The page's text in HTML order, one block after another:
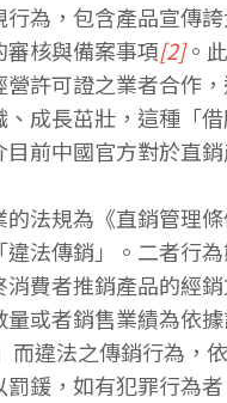
為，包含產品宣傳
核與備案事項[2]。
許可證之業者合作
、成長茁壯，這種「
前中國官方對於直
法規為《直銷管理
法傳銷」。二者行
費者推銷產品的經
或者銷售業績為依
而違法之傳銷行為，
鍰，如有犯罪行為